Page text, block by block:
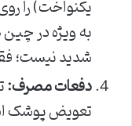
یکنواخت) را
به ویژه در
شدید نیست؛
دفعات مصرف:
تعویض پوشک